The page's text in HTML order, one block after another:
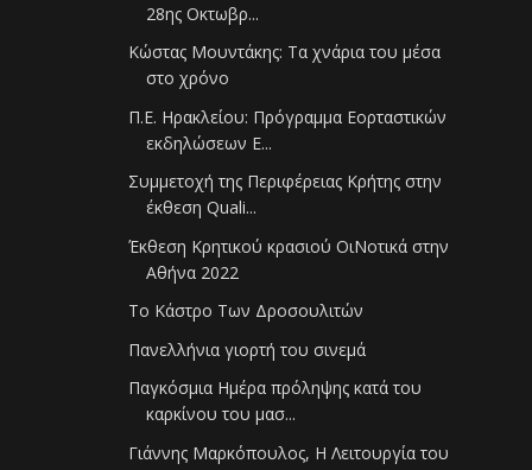
28ης Οκτωβρ...
Κώστας Μουντάκης: Τα χνάρια του μέσα
στο χρόνο
Π.Ε. Ηρακλείου: Πρόγραμμα Εορταστικών
εκδηλώσεων Ε...
Συμμετοχή της Περιφέρειας Κρήτης στην
έκθεση Quali...
Έκθεση Κρητικού κρασιού ΟιΝοτικά στην
Αθήνα 2022
Το Κάστρο Των Δροσουλιτών
Πανελλήνια γιορτή του σινεμά
Παγκόσμια Ημέρα πρόληψης κατά του
καρκίνου του μασ...
Γιάννης Μαρκόπουλος, Η Λειτουργία του